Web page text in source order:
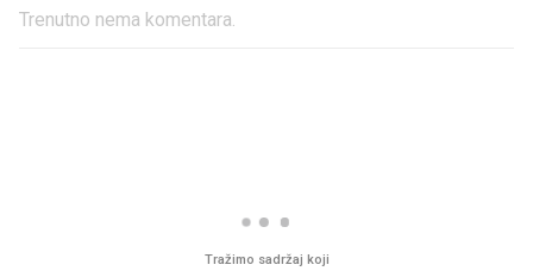
Trenutno nema komentara.